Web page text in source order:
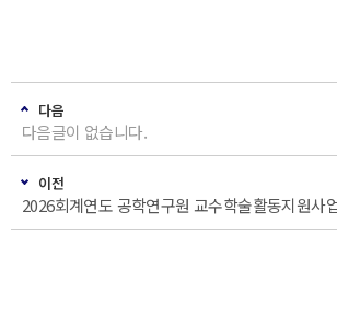
다음
다음글이 없습니다.
이전
2026회계연도 공학연구원 교수학술활동지원사